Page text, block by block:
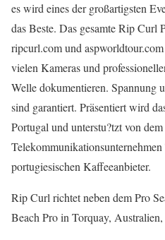
es wird eines der großartigsten
das Beste. Das gesamte Rip Curl
ripcurl.com und
vielen Kameras und
Welle dokumentieren. Spannung
sind garantiert. Präsentiert wird
Portugal und unterstu?tzt von
portugiesischen Kaffeeanbieter.
Rip Curl richtet neben dem Pro
Beach Pro in Torquay, Australien,